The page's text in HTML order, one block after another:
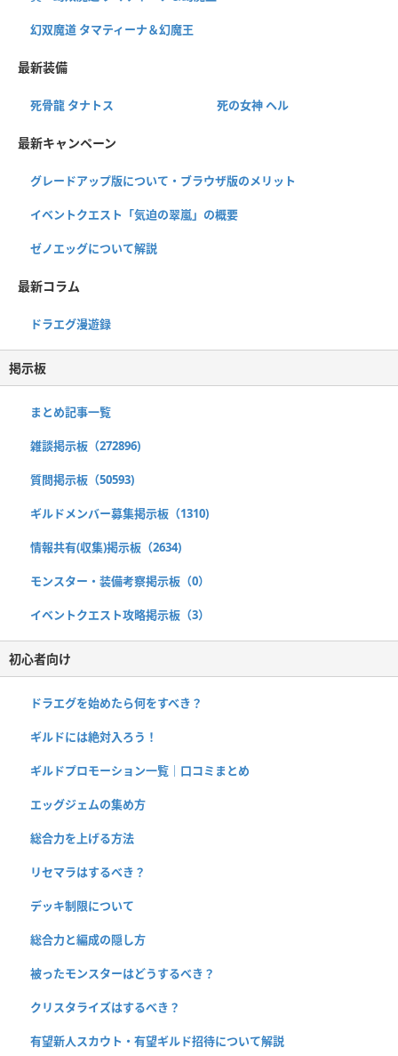
幻双魔道 タマティーナ＆幻魔王
最新装備
死骨龍 タナトス 死の女神 ヘル
最新キャンペーン
グレードアップ版について・ブラウザ版のメリット
イベントクエスト「気迫の翠嵐」の概要
ゼノエッグについて解説
最新コラム
ドラエグ漫遊録
掲示板
まとめ記事一覧
雑談掲示板（272896)
質問掲示板（50593)
ギルドメンバー募集掲示板（1310)
情報共有(収集)掲示板（2634)
モンスター・装備考察掲示板（0）
イベントクエスト攻略掲示板（3）
初心者向け
ドラエグを始めたら何をすべき？
ギルドには絶対入ろう！
ギルドプロモーション一覧｜口コミまとめ
エッグジェムの集め方
総合力を上げる方法
リセマラはするべき？
デッキ制限について
総合力と編成の隠し方
被ったモンスターはどうするべき？
クリスタライズはするべき？
有望新人スカウト・有望ギルド招待について解説